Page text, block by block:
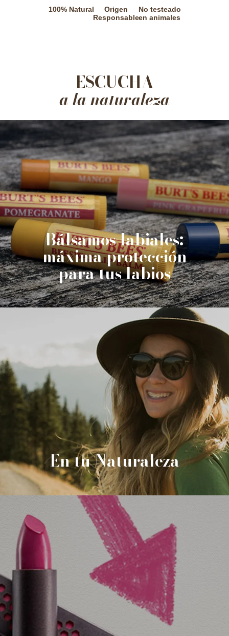
100% Natural
Origen
Responsable
No testeado
en animales
ESCUCHA
a la naturaleza
Bálsamos labiales:
máxima protección
para tus labios
En tu Naturaleza